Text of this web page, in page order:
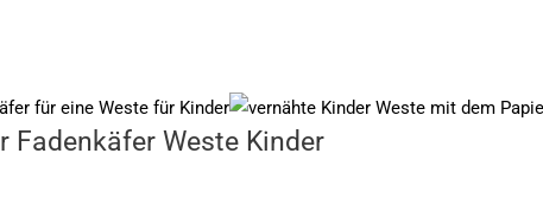
Fadenkäfer Weste Kinder